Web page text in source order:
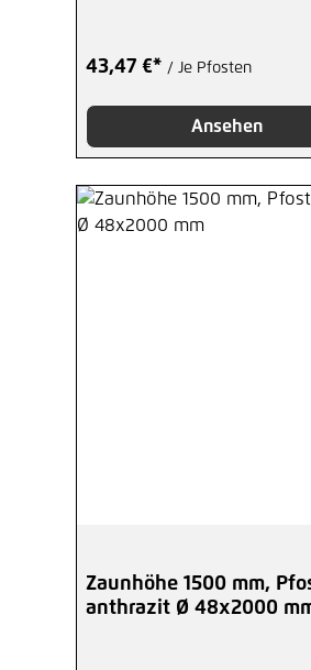
43,47 €* / Je Pfosten
Ansehen
Zaunhöhe 1500 mm,
anthrazit Ø 48x2000